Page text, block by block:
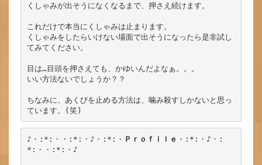
くしゃみが出そうになくなるまで、押さえ続けます。
これだけで本当にくしゃみは止まります。
くしゃみをしたらいけない場面で出そうになったら是非試し
てみてください。
目は…目頭を押さえても、かゆいんだよなぁ。。。
いい方法ないでしょうか？？
ちなみに、あくびを止める方法は、噛み殺すしかないと思っ
♪・:*:・・:*:・♪・:*:・ Ｐｒｏｆｉｌｅ ・:*:・♪・:
*:・・:*:・♪